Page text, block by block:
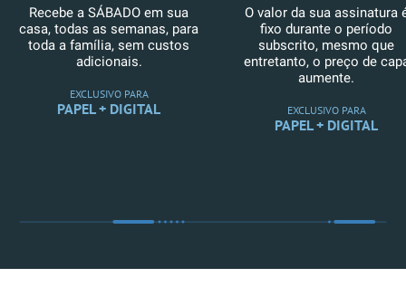
Recebe a SÁBADO em sua
casa, todas as semanas, para
toda a família, sem custos
adicionais.
EXCLUSIVO PARA
PAPEL + DIGITAL
O valor da sua assinatura
fixo durante o período
subscrito, mesmo que
entretanto, o preço de
aumente.
EXCLUSIVO PARA
PAPEL + DIGITAL